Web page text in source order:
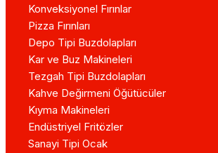
Konveksiyonel Fırınlar
Pizza Fırınları
Depo Tipi Buzdolapları
Kar ve Buz Makineleri
Tezgah Tipi Buzdolapları
Kahve Değirmeni Öğütücüler
Kıyma Makineleri
Endüstriyel Fritözler
Sanayi Tipi Ocak